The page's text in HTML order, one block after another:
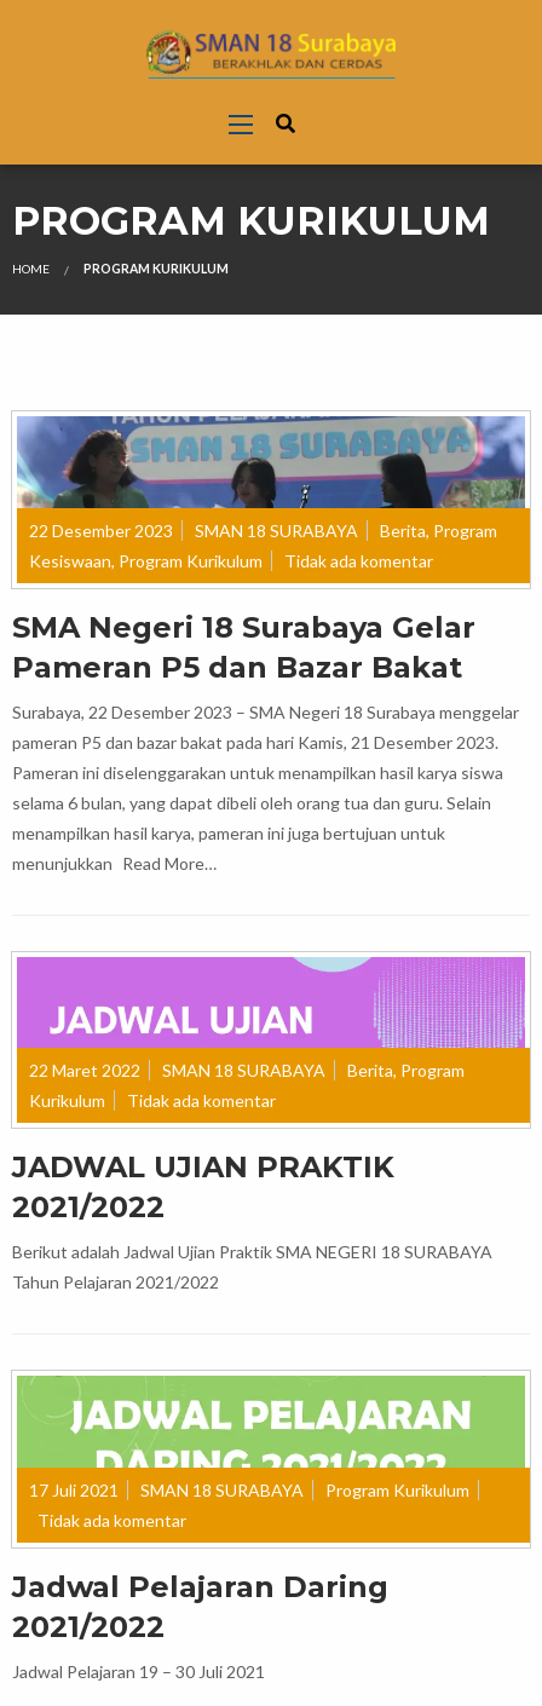
PROGRAM KURIKULUM
HOME PROGRAM KURIKULUM
22 Desember 2023 SMAN 18 SURABAYA Berita, Program
Kesiswaan, Program Kurikulum Tidak ada komentar
SMA Negeri 18 Surabaya Gelar
Pameran P5 dan Bazar Bakat
Surabaya, 22 Desember 2023 – SMA Negeri 18 Surabaya menggelar
pameran P5 dan bazar bakat pada hari Kamis, 21 Desember 2023.
Pameran ini diselenggarakan untuk menampilkan hasil karya siswa
selama 6 bulan, yang dapat dibeli oleh orang tua dan guru. Selain
menampilkan hasil karya, pameran ini juga bertujuan untuk
menunjukkan Read More…
22 Maret 2022 SMAN 18 SURABAYA Berita, Program
Kurikulum
Tidak ada komentar
JADWAL UJIAN PRAKTIK
2021/2022
Berikut adalah Jadwal Ujian Praktik SMA NEGERI 18 SURABAYA
Tahun Pelajaran 2021/2022
17 Juli 2021 SMAN 18 SURABAYA
Program Kurikulum
Tidak ada komentar
Jadwal Pelajaran Daring
2021/2022
Jadwal Pelajaran 19 – 30 Juli 2021